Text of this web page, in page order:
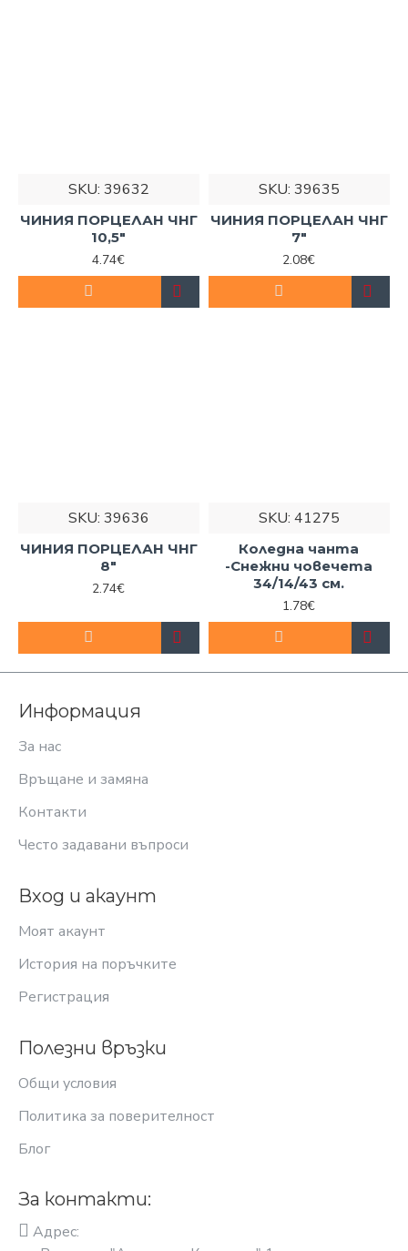
SKU: 39632
ЧИНИЯ ПОРЦЕЛАН ЧНГ
10,5"
4.74€
SKU: 39635
ЧИНИЯ ПОРЦЕЛАН ЧНГ
7"
2.08€
SKU: 39636
ЧИНИЯ ПОРЦЕЛАН ЧНГ
8"
2.74€
SKU: 41275
Коледна чанта
-Снежни човечета
34/14/43 см.
1.78€
Информация
За нас
Връщане и замяна
Контакти
Често задавани въпроси
Вход и акаунт
Моят акаунт
История на поръчките
Регистрация
Полезни връзки
Общи условия
Политика за поверителност
Блог
За контакти:
Адрес: